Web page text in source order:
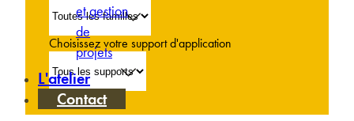
et gestion
de
projets
L'atelier
Contact
Choisissez votre support d'application